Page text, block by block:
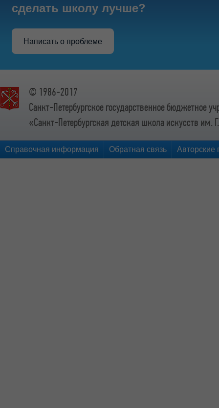
сделать школу лучше?
Написать о проблеме
© 1986-2017
Санкт-Петербургское государственное бюджетное
«Санкт-Петербургская детская школа искусств им.
Справочная информация Обратная связь Авторские